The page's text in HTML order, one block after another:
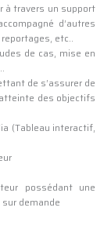
à travers un support
d’autres
etc..
de cas, mise en
de s’assurer de
des objectifs
(Tableau interactif,
possédant une
demande